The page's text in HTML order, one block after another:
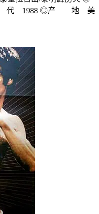
代 1988 ◎产 地 美